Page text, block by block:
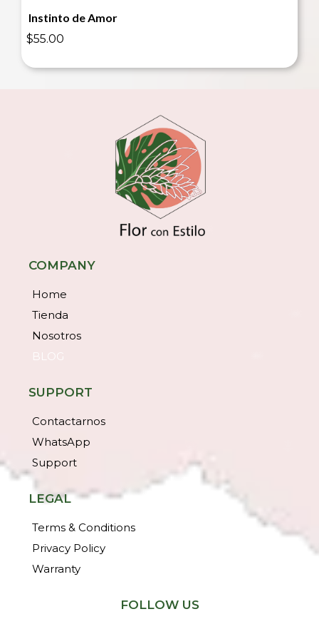
Instinto de Amor
$55.00
COMPANY
Home
Tienda
Nosotros
BLOG
SUPPORT
Contactarnos
WhatsApp
Support
LEGAL
Terms & Conditions
Privacy Policy
Warranty
FOLLOW US